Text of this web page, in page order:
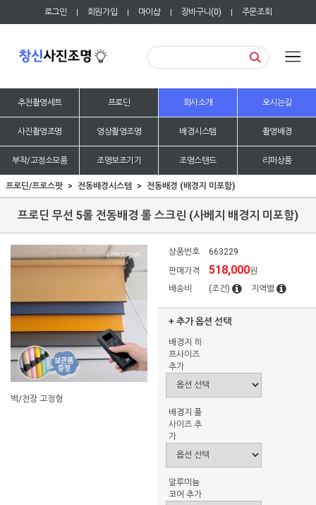
로그인 | 회원가입 | 마이샵 | 장바구니(0) | 주문조회
추천촬영세트 프로딘 회사소개 오시는길
사진촬영조명 영상촬영조명 배경시스템 촬영배경
부착/고정소모품 조명보조기기 조명스탠드 리퍼상품
프로딘/프로스팟 전동배경시스템 전동배경 (배경지 미포함)
프로딘 무선 5롤 전동배경 롤 스크린 (사베지 배경지 미포함)
벽/천장 고정형
상품번호
663229
판매가격
518,000원
배송비
(조건) 지역별
+ 추가 옵션 선택
배경지 하
프사이즈
추가
배경지 풀
사이즈 추
가
알루미늄
코어 추가